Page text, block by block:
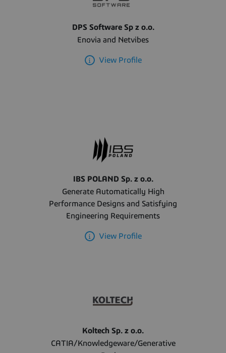
DPS Software Sp z o.o.
Enovia and Netvibes
View Profile
IBS POLAND Sp. z o.o.
Generate Automatically High
Performance Designs and Satisfying
Engineering Requirements
View Profile
Koltech Sp. z o.o.
CATIA/Knowledgeware/Generative